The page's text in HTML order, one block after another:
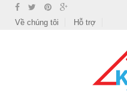
Về chúng tôi
Hỗ trợ